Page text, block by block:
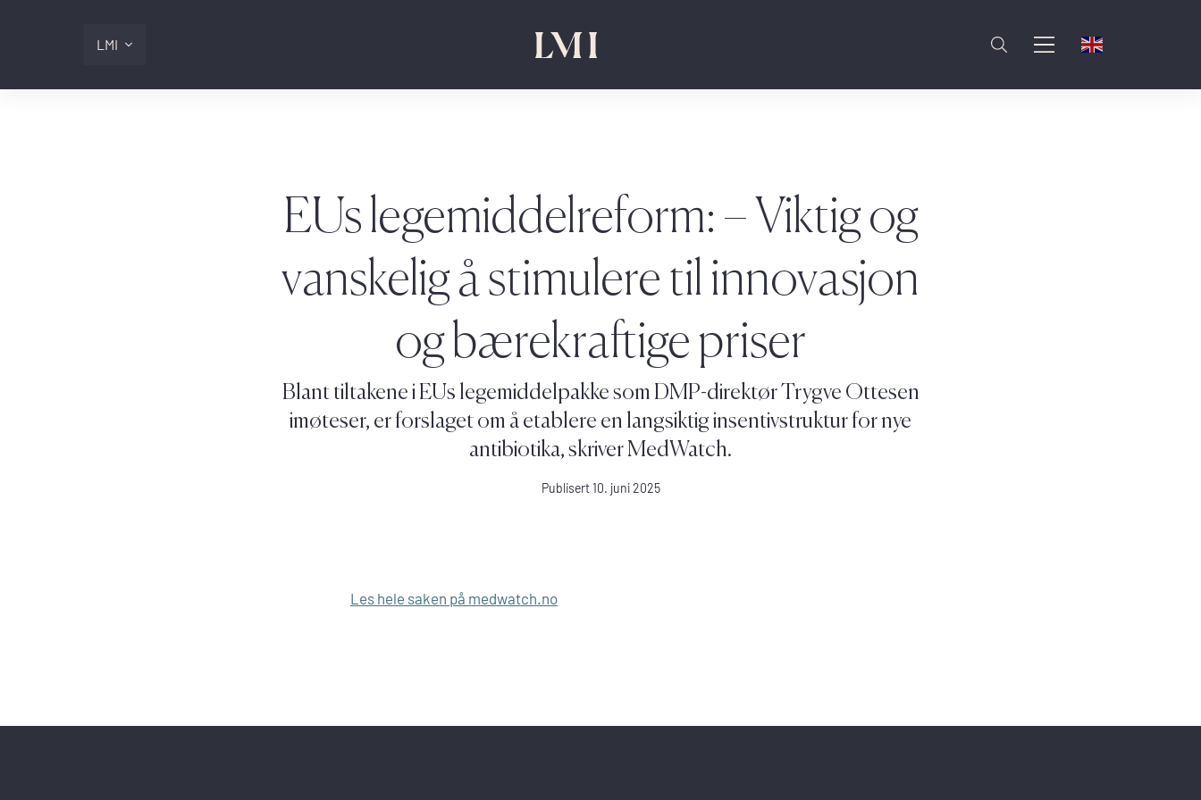
LMI
EUs legemiddelreform: – Viktig og
vanskelig å stimulere til innovasjon
og bærekraftige priser
Blant tiltakene i EUs legemiddelpakke som DMP-direktør Trygve Ottesen
imøteser, er forslaget om å etablere en langsiktig insentivstruktur for nye
antibiotika, skriver MedWatch.
Publisert 10. juni 2025
Les hele saken på medwatch.no